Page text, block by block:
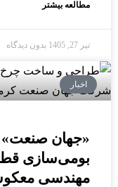
مطالعه بیشتر
تیر 27, 1405 بدون دیدگاه
اخبار
«جهان صنعت»
بومی‌سازی
مهندسی